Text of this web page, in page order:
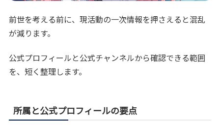
前世を考える前に、現活動の一次情報を押さえると混乱
が減ります。
公式プロフィールと公式チャンネルから確認できる範囲
を、短く整理します。
所属と公式プロフィールの要点